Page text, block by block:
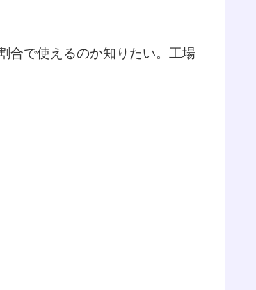
合で使えるのか知りたい。工場